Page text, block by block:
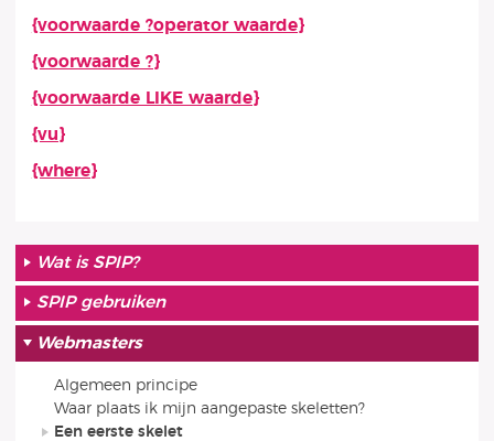
{voorwaarde ?operator waarde}
{voorwaarde ?}
{voorwaarde LIKE waarde}
{vu}
{where}
Wat is SPIP?
SPIP gebruiken
Webmasters
Algemeen principe
Waar plaats ik mijn aangepaste skeletten?
Een eerste skelet